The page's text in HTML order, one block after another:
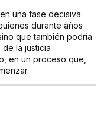
una fase decisiva
durante años
que también podría
la justicia
en un proceso que,